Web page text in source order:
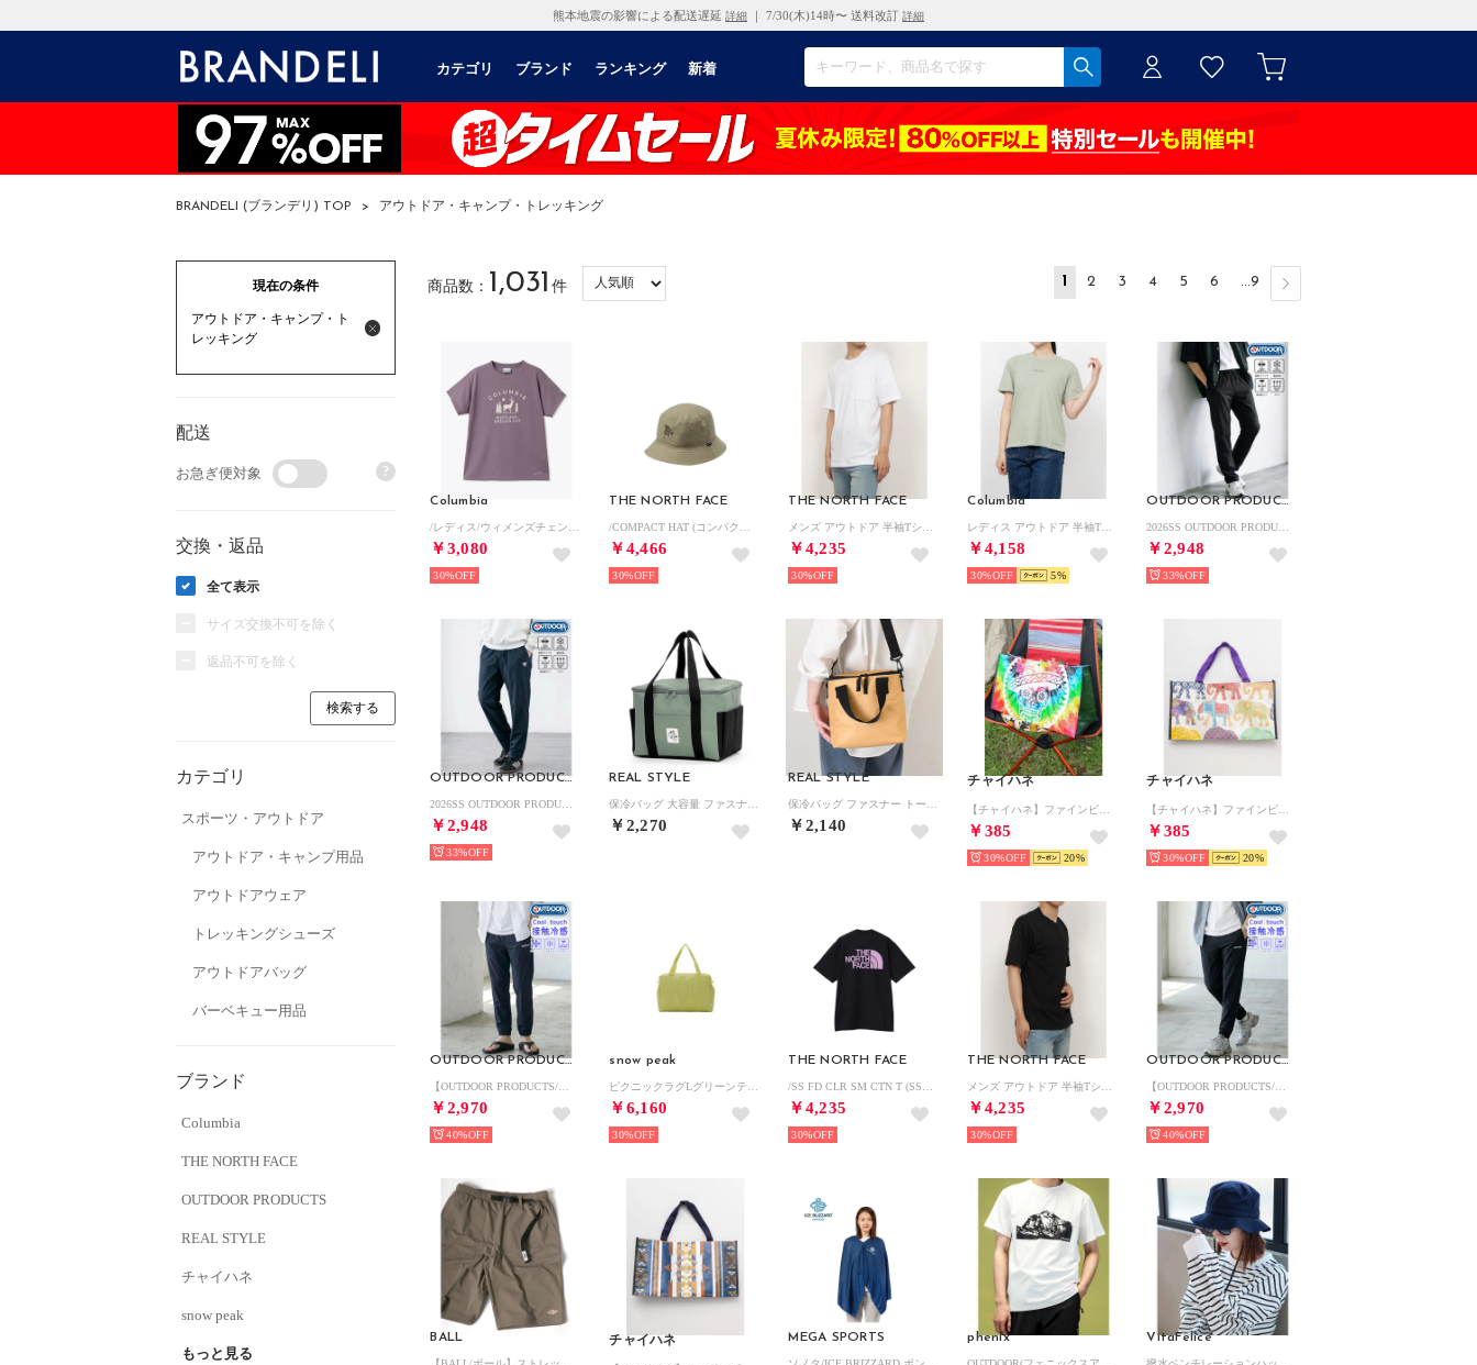
熊本地震の影響による配送遅延 詳細 ｜ 7/30(木)14時〜 送料改訂 詳細
カテゴリ ブランド ランキング 新着
BRANDELI (ブランデリ) TOP > アウトドア・キャンプ・トレッキング
現在の条件
アウトドア・キャンプ・ト
レッキング
配送
お急ぎ便対象 ?
交換・返品
全て表示
サイズ交換不可を除く
返品不可を除く
カテゴリ
スポーツ・アウトドア
アウトドア・キャンプ用品
アウトドアウェア
トレッキングシューズ
アウトドアバッグ
バーベキュー用品
ブランド
Columbia
THE NORTH FACE
OUTDOOR PRODUCTS
REAL STYLE
チャイハネ
snow peak
もっと見る
商品数： 1,031 件 1 2 3 4 5 6 ...9
Columbia
￥3,080
30%
THE NORTH FACE
￥4,466
30%
THE NORTH FACE
￥4,235
30%
Columbia
￥4,158
30% 5
OUTDOOR PRODUCTS
￥2,948
33%
OUTDOOR PRODUCTS
￥2,948
33%
REAL STYLE
￥2,270
REAL STYLE
￥2,140
チャイハネ
￥385
30% 20
チャイハネ
￥385
30% 20
OUTDOOR PRODUCTS
￥2,970
40%
snow peak
￥6,160
30%
THE NORTH FACE
￥4,235
30%
THE NORTH FACE
￥4,235
30%
OUTDOOR PRODUCTS
￥2,970
40%
BALL チャイハネ MEGA SPORTS phenix VitaFelice